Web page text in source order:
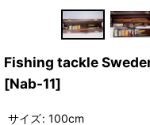
Fishing tackle
[Nab-11]
サイズ: 100cm